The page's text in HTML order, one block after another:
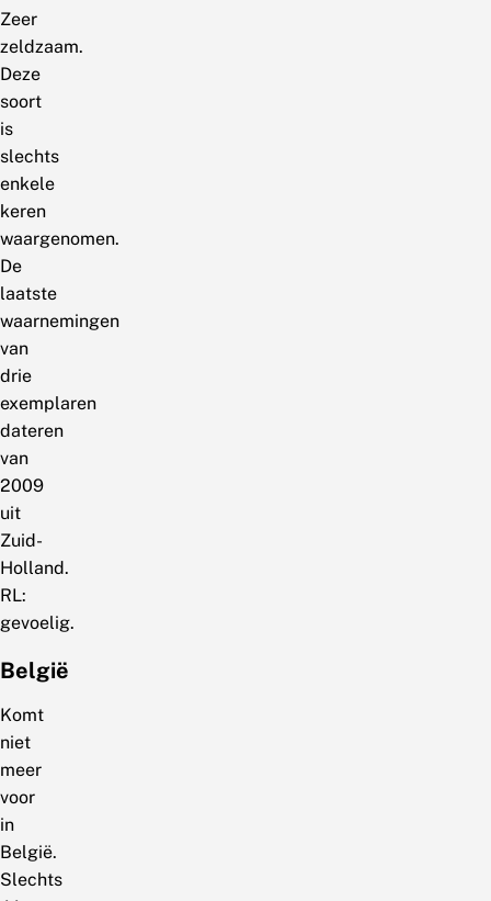
Zeer
zeldzaam.
Deze
soort
is
slechts
enkele
keren
waargenomen.
De
laatste
waarnemingen
van
drie
exemplaren
dateren
van
2009
uit
Zuid-
Holland.
RL:
gevoelig.
België
Komt
niet
meer
voor
in
België.
Slechts